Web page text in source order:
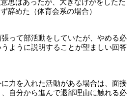
思はあったが、大きなけがをしたた
辞めた（体育会系の場合）
って部活動をしていたが、やめる必
ように説明することが望ましい回答
力を入れた活動がある場合は、面接
自分から進んで退部理由に触れる必